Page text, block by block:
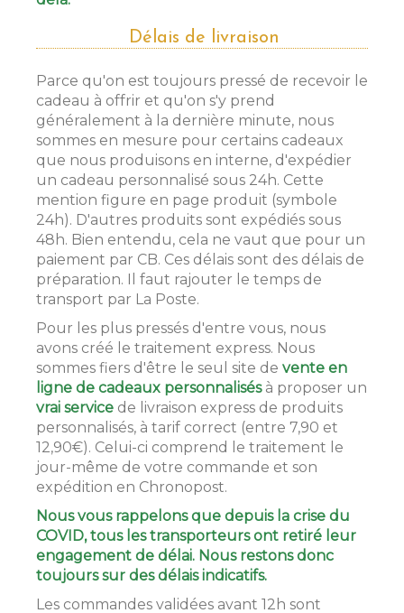
Délais de livraison
Parce qu'on est toujours pressé de recevoir le
cadeau à offrir et qu'on s'y prend
généralement à la dernière minute, nous
sommes en mesure pour certains cadeaux
que nous produisons en interne, d'expédier
un cadeau personnalisé sous 24h. Cette
mention figure en page produit (symbole
24h). D'autres produits sont expédiés sous
48h. Bien entendu, cela ne vaut que pour un
paiement par CB. Ces délais sont des délais de
préparation. Il faut rajouter le temps de
transport par La Poste.
Pour les plus pressés d'entre vous, nous
avons créé le traitement express. Nous
sommes fiers d'être le seul site de vente en
ligne de cadeaux personnalisésà proposer un
vrai service de livraison express de produits
personnalisés, à tarif correct (entre 7,90 et
12,90€). Celui-ci comprend le traitement le
jour-même de votre commande et son
expédition en Chronopost.
Nous vous rappelons que depuis la crise du
COVID, tous les transporteurs ont retiré leur
engagement de délai. Nous restons donc
toujours sur des délais indicatifs.
Les commandes validées avant 12h sont